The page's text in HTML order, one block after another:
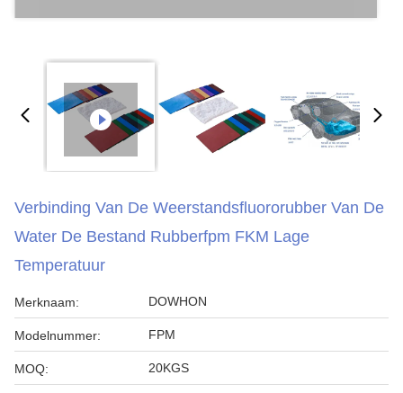
Verbinding Van De Weerstandsfluororubber Van De
Water De Bestand Rubberfpm FKM Lage
Temperatuur
Merknaam: DOWHON
Modelnummer: FPM
MOQ: 20KGS